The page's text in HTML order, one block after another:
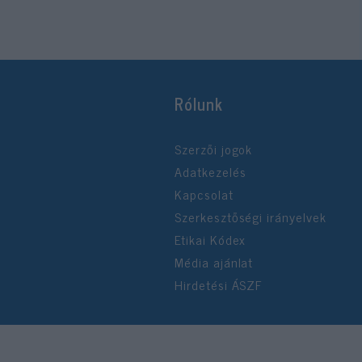
Rólunk
Szerzői jogok
Adatkezelés
Kapcsolat
Szerkesztőségi irányelvek
Etikai Kódex
Média ajánlat
Hirdetési ÁSZF